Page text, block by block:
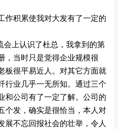
作积累使我对大发有了一定的
会上认识了杜总，我拿到的第
，当时只是觉得企业规模很
板很平易近人。对其它方面就
行业几乎一无所知。通过三个
和公司有了一定了解。公司的
个发，确实是很恰当，本人对
展不忘回报社会的壮举，令人